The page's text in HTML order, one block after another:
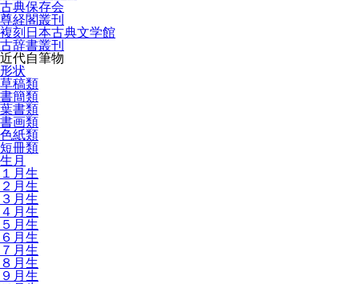
古典保存会
尊経閣叢刊
複刻日本古典文学館
古辞書叢刊
近代自筆物
形状
草稿類
書簡類
葉書類
書画類
色紙類
短冊類
生月
１月生
２月生
３月生
４月生
５月生
６月生
７月生
８月生
９月生